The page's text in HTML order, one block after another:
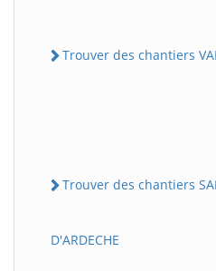
Trouver des chantiers
Trouver des chantiers
D'ARDECHE